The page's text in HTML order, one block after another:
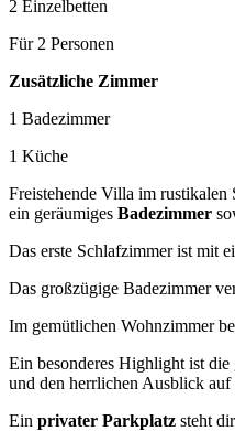
2 Einzelbetten
Für 2 Personen
Zusätzliche Zimmer
1 Badezimmer
1 Küche
Freistehende Villa im
ein geräumiges Badezimmer
Das erste Schlafzimmer ist mit
Das großzügige Badezimmer
Im gemütlichen Wohnzimmer
Ein besonderes Highlight ist die
und den herrlichen Ausblick
Ein privater Parkplatz steht